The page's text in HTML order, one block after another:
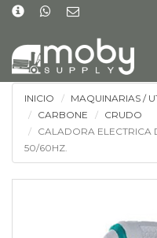
INICIO
MAQUINARIAS /
CARBONE
CRUDO
CALADORA ELECTRICA
50/60HZ.